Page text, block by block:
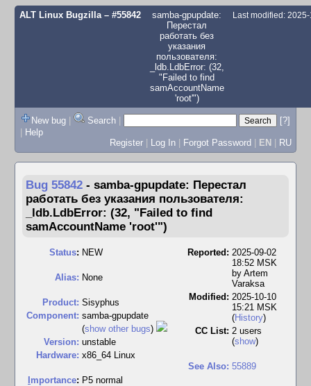
ALT Linux Bugzilla– #55842
samba-gpupdate:
Перестал
работать без
указания
пользователя:
_ldb.LdbError: (32,
"Failed to find
samAccountName
'root'")
Last modified:
New bug | Search |
[?]
| Help
Register | Log In | Forgot Password | EN | RU
Bug 55842 - samba-gpupdate: Перестал
работать без указания пользователя:
_ldb.LdbError: (32, "Failed to find
samAccountName 'root'")
Status: NEW
Alias: None
Product: Sisyphus
Component: samba-gpupdate
(show other bugs)
Version: unstable
Hardware: x86_64 Linux
mportance: P5 normal
Reported: 2025-09-02
18:52 MSK
by Artem
Varaksa
Modified: 2025-10-10
15:21 MSK
(History)
CC List: 2 users
(show)
See Also: 55889